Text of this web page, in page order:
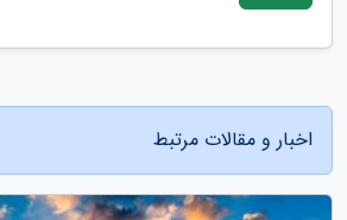
اخبار و مقالات مرتبط